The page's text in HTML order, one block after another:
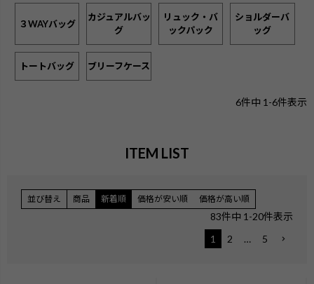
３WAYバッグ
カジュアルバッ
グ
リュック・バ
ックパック
ショルダーバ
ッグ
トートバッグ ブリーフケース
6件中 1 -6件表示
ITEM LIST
並び替え 商品 新着順 価格が安い順 価格が高い順
83件中 1 -20件表示
1
2 … 5